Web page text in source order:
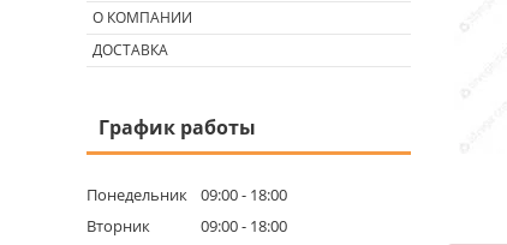
О КОМПАНИИ
ДОСТАВКА
График работы
Понедельник 09:00
18:00
Вторник
09:00
18:00